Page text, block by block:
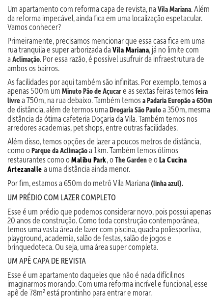
Um apartamento com reforma capa de revista, na Vila Mariana. Além
da reforma impecável, ainda fica em uma localização espetacular.
Vamos conhecer?
Primeiramente, precisamos mencionar que essa casa fica em uma
rua tranquila e super arborizada da Vila Mariana, já no limite com
a Aclimação. Por essa razão, é possível usufruir da infraestrutura de
ambos os bairros.
As facilidades por aqui também são infinitas. Por exemplo, temos a
apenas 500m um Minuto Pão de Açucare as sextas feiras temosfeira
livrea 750m, na rua debaixo. Também temosa Padaria Europão a 650m
de distância, além de termos uma Drogaria São Pauloa 350m, mesma
distância da ótima cafeteria Doçaria da Vila. Também temos nos
arredores academias, pet shops, entre outras facilidades.
Além disso, temos opções de lazer a poucos metros de distância,
como oParque da Aclimaçãoa 1km. Também temos ótimos
restaurantes como oMalibu Park, oThe Gardene oLa Cucina
Artezanalle a uma distância ainda menor.
Por fim, estamos a 650m do metrô Vila Mariana (linha azul).
UM PRÉDIO COM LAZER COMPLETO
Esse é um prédio que podemos considerar novo, pois possui apenas
20 anos de construção. Como toda construção contemporânea,
temos uma vasta área de lazer com piscina, quadra poliesportiva,
playground, academia, salão de festas, salão de jogos e
brinquedoteca. Ou seja, uma área super completa.
UM APÊ CAPA DE REVISTA
Esse é um apartamento daqueles que não é nada difícil nos
imaginarmos morando. Com uma reforma incrível e funcional, esse
apê de 78m² está prontinho para entrar e morar.